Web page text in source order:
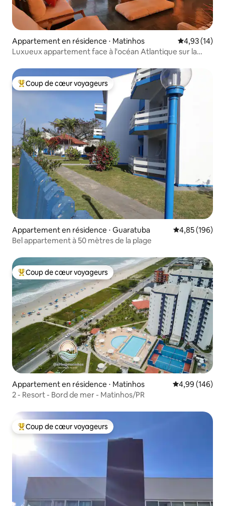
Appartement en résidence ⋅ Matinhos Évaluation
4,93 (14)
Luxueux appartement face à l'océan Atlantique sur la
Coups de cœur voyageurs les plus appréciés
Coup de cœur voyageurs
Appartement en résidence ⋅ Guaratuba Évaluation
4,85 (196)
Bel appartement à 50 mètres de la plage
Coups de cœur voyageurs les plus appréciés
Coup de cœur voyageurs
Appartement en résidence ⋅ Matinhos Évaluation
4,99 (146)
2 - Resort - Bord de mer - Matinhos/PR
Coups de cœur voyageurs les plus appréciés
Coup de cœur voyageurs